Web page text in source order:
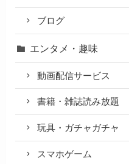
ブログ
エンタメ・趣味
動画配信サービス
書籍・雑誌読み放題
玩具・ガチャガチャ
スマホゲーム